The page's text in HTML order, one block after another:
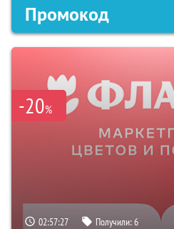
Промокод
-20%
02:57:27 Получили:6